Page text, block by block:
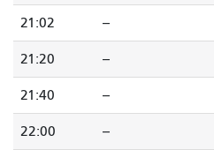
21:02 --
21:20 --
21:40 --
22:00 --